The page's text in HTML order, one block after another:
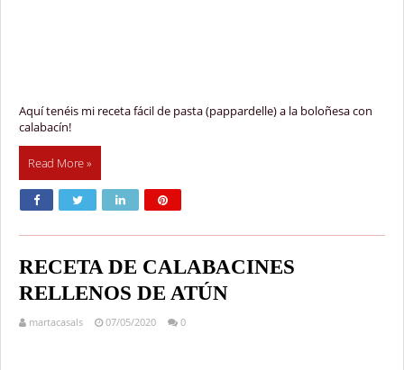
Aquí tenéis mi receta fácil de pasta (pappardelle) a la boloñesa con
calabacín!
Read More »
RECETA DE CALABACINES
RELLENOS DE ATÚN
martacasals 07/05/2020 0